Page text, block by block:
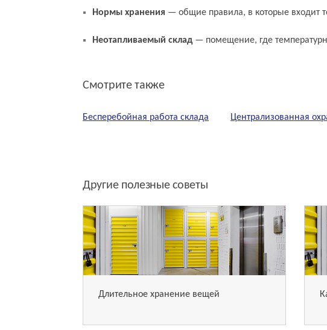
Нормы хранения — общие правила, в которые входит
Неотапливаемый склад — помещение, где
Смотрите также
Бесперебойная работа склада Централизованная
Другие полезные советы
Длительное хранение вещей